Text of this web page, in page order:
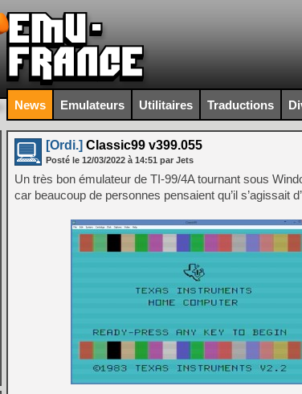
News Emulateurs Utilitaires Traductions
[Ordi.] Classic99 v399.055
Posté le 12/03/2022 à 14:51 par Jets
Un très bon émulateur de TI-99/4A tournant sous
car beaucoup de personnes pensaient qu’il s’agissait